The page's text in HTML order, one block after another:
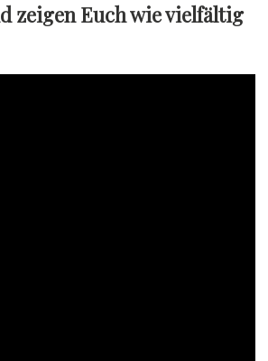
zeigen Euch wie vielfältig